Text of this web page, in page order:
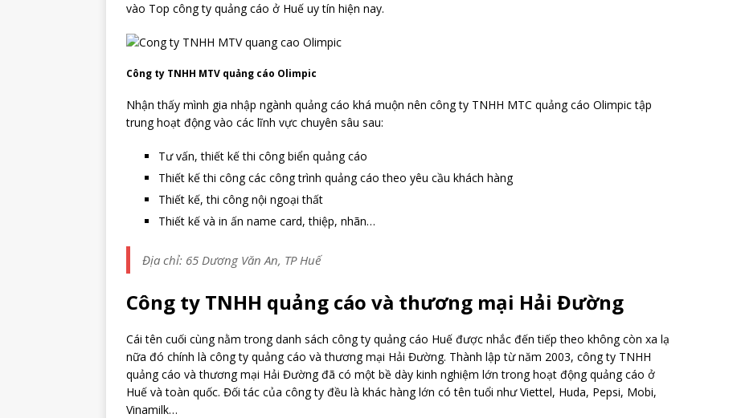
vào Top công ty quảng cáo ở Huế uy tín hiện nay.
Công ty TNHH MTV quảng cáo Olimpic
Nhận thấy mình gia nhập ngành quảng cáo khá muộn nên công ty TNHH MTC quảng cáo Olimpic tập
trung hoạt động vào các lĩnh vực chuyên sâu sau:
Tư vấn, thiết kế thi công biển quảng cáo
Thiết kế thi công các công trình quảng cáo theo yêu cầu khách hàng
Thiết kế, thi công nội ngoại thất
Thiết kế và in ấn name card, thiệp, nhãn…
Địa chỉ: 65 Dương Văn An, TP Huế
Công ty TNHH quảng cáo và thương mại Hải Đường
Cái tên cuối cùng nằm trong danh sách công ty quảng cáo Huế được nhắc đến tiếp theo không còn xa lạ
nữa đó chính là công ty quảng cáo và thương mại Hải Đường. Thành lập từ năm 2003, công ty TNHH
quảng cáo và thương mại Hải Đường đã có một bề dày kinh nghiệm lớn trong hoạt động quảng cáo ở
Huế và toàn quốc. Đối tác của công ty đều là khác hàng lớn có tên tuổi như Viettel, Huda, Pepsi, Mobi,
Vinamilk…